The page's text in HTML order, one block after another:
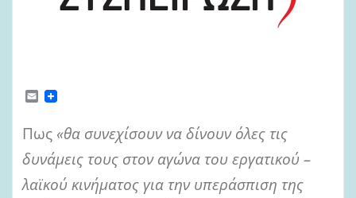
E
i
Πως «θα συνεχίσουν να δίνουν όλες τις
δυνάμεις τους στον αγώνα του εργατικού –
λαϊκού κινήματος για την υπεράσπιση της